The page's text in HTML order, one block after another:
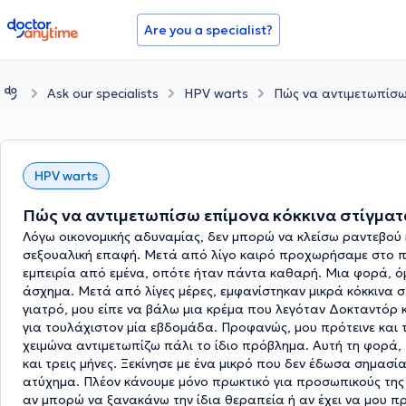
doctoranytime Are you a specialist?
Ask our specialists HPV warts Πώς να
HPV warts
Πώς να αντιμετωπίσω επίμονα κόκκινα
Λόγω οικονομικής αδυναμίας, δεν μπορώ να κλείσω
σεξουαλική επαφή. Μετά από λίγο καιρό προχωρήσαμε στο
εμπειρία από εμένα, οπότε ήταν πάντα καθαρή. Μια φορά,
άσχημα. Μετά από λίγες μέρες, εμφανίστηκαν μικρά
γιατρό, μου είπε να βάλω μια κρέμα που λεγόταν
για τουλάχιστον μία εβδομάδα. Προφανώς, μου πρότεινε
χειμώνα αντιμετωπίζω πάλι το ίδιο πρόβλημα. Αυτή τη
και τρεις μήνες. Ξεκίνησε με ένα μικρό που δεν έδωσα
ατύχημα. Πλέον κάνουμε μόνο πρωκτικό για προσωπικούς
αν μπορώ να ξανακάνω την ίδια θεραπεία ή αν έχει να μου